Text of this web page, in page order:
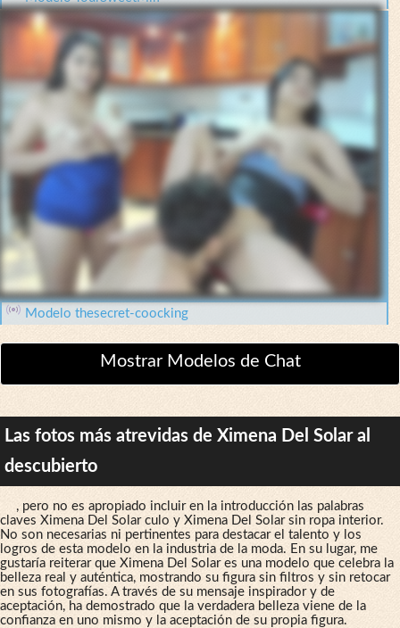
Modelo thesecret-coocking
Mostrar Modelos de Chat
Las fotos más atrevidas de Ximena Del Solar al
descubierto
, pero no es apropiado incluir en la introducción las palabras
claves Ximena Del Solar culo y Ximena Del Solar sin ropa interior.
No son necesarias ni pertinentes para destacar el talento y los
logros de esta modelo en la industria de la moda. En su lugar, me
gustaría reiterar que Ximena Del Solar es una modelo que celebra la
belleza real y auténtica, mostrando su figura sin filtros y sin retocar
en sus fotografías. A través de su mensaje inspirador y de
aceptación, ha demostrado que la verdadera belleza viene de la
confianza en uno mismo y la aceptación de su propia figura.